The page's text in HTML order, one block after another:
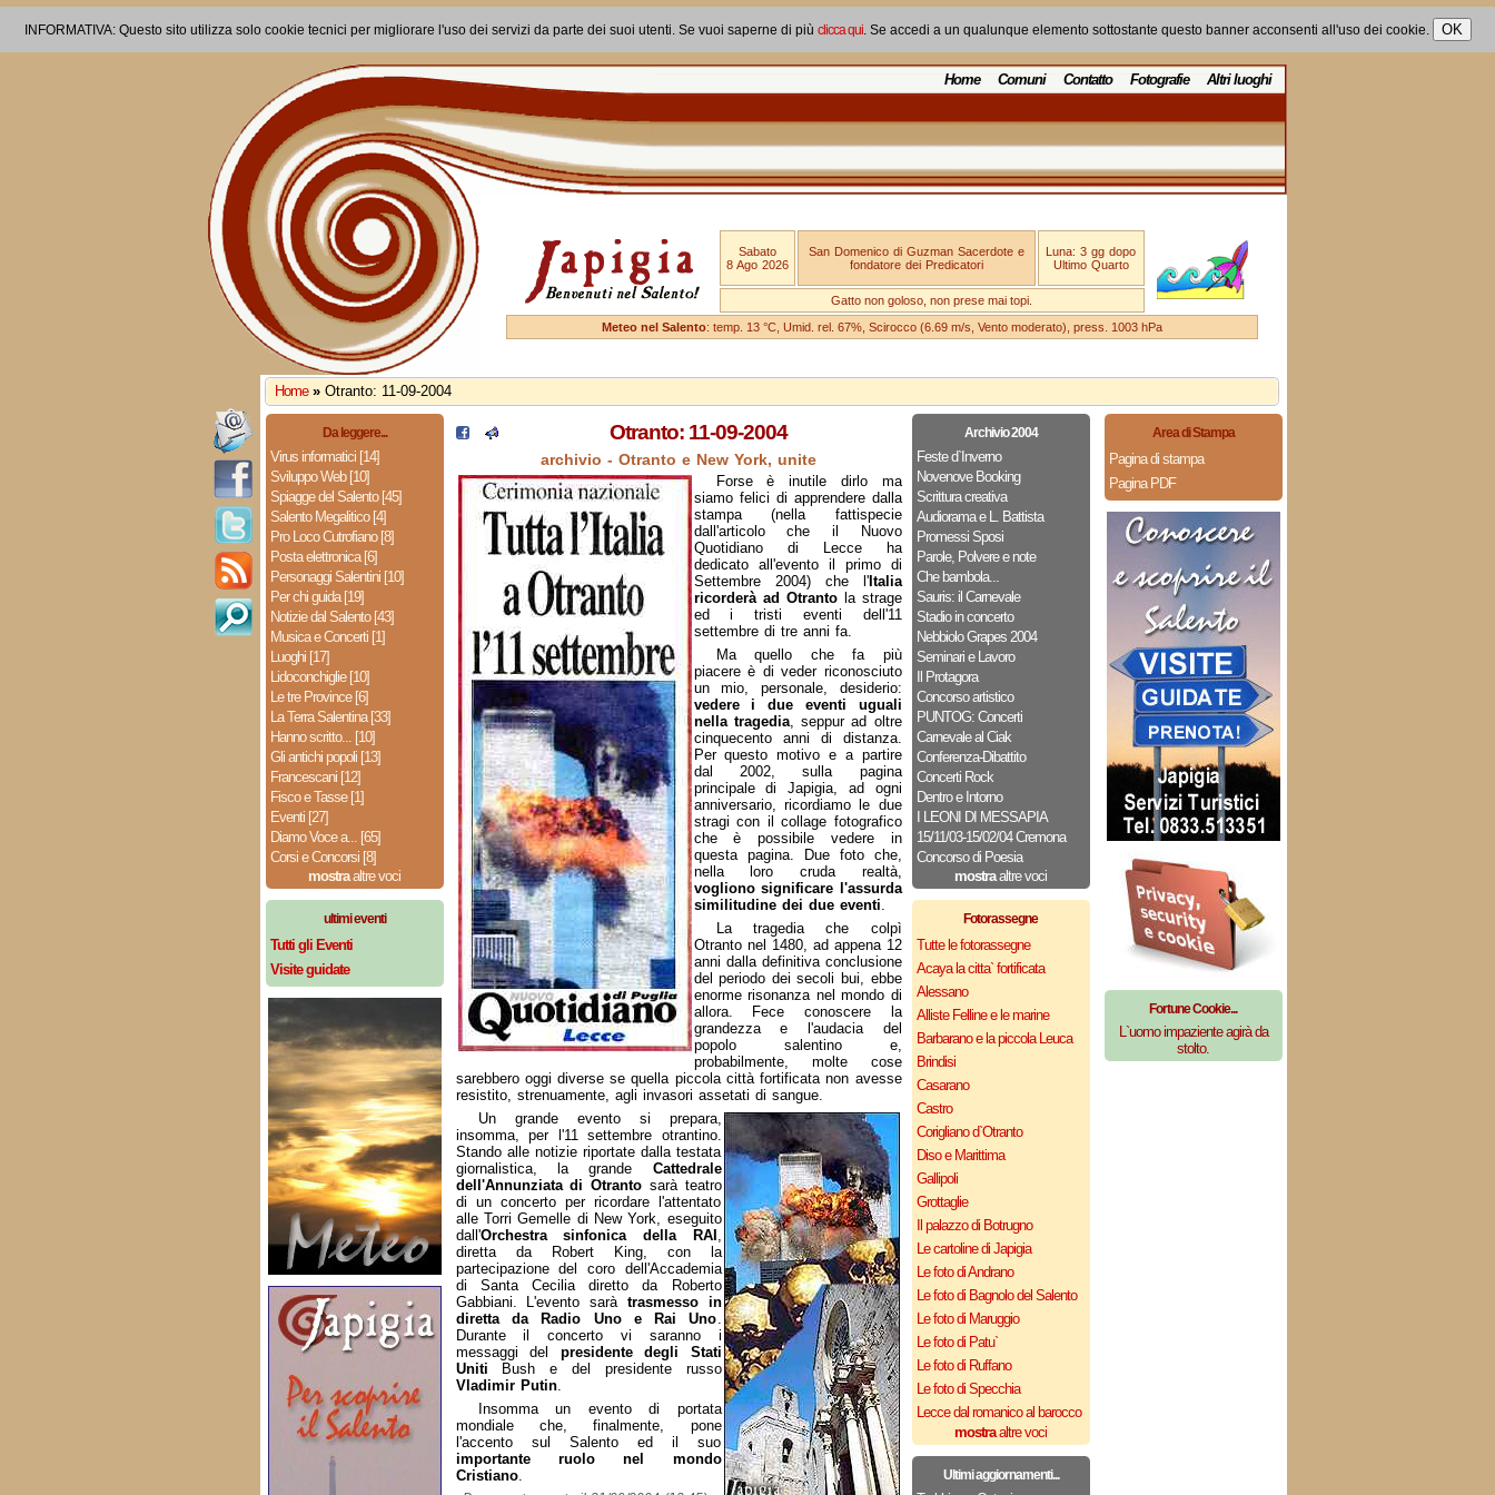
INFORMATIVA: Questo sito utilizza solo cookie tecnici per migliorare l'uso dei servizi da parte dei suoi utenti. Se vuoi saperne di più clicca qui. Se accedi a un qualunque elemento sottostante questo banner acconsenti all'uso dei cookie.
Home Comuni Contatto Fotografie Altri luoghi
Sabato
8 Ago 2026
San Domenico di Guzman Sacerdote e
fondatore dei Predicatori
Luna: 3 gg dopo
Ultimo Quarto
Gatto non goloso, non prese mai topi.
Meteo nel Salento: temp. 13 °C, Umid. rel. 67%, Scirocco (6.69 m/s, Vento moderato), press. 1003 hPa
Home » Otranto: 11-09-2004
Da leggere...
Virus informatici [14]
Sviluppo Web [10]
Spiagge del Salento [45]
Salento Megalitico [4]
Pro Loco Cutrofiano [8]
Posta elettronica [6]
Personaggi Salentini [10]
Per chi guida [19]
Notizie dal Salento [43]
Musica e Concerti [1]
Luoghi [17]
Lidoconchiglie [10]
Le tre Province [6]
La Terra Salentina [33]
Hanno scritto... [10]
Gli antichi popoli [13]
Francescani [12]
Fisco e Tasse [1]
Eventi [27]
Diamo Voce a... [65]
Corsi e Concorsi [8]
mostraaltre voci
ultimi eventi
Tutti gli Eventi
Visite guidate
Archivio 2004
Feste d`Inverno
Novenove Booking
Scrittura creativa
Audiorama e L. Battista
Promessi Sposi
Parole, Polvere e note
Che bambola...
Sauris: il Carnevale
Stadio in concerto
Nebbiolo Grapes 2004
Seminari e Lavoro
Il Protagora
Concorso artistico
PUNTOG: Concerti
Carnevale al Ciak
Conferenza-Dibattito
Concerti Rock
Dentro e Intorno
I LEONI DI MESSAPIA
15/11/03-15/02/04 Cremona
Concorso di Poesia
mostraaltre voci
Fotorassegne
Tutte le fotorassegne
Acaya la citta` fortificata
Alessano
Alliste Felline e le marine
Barbarano e la piccola Leuca
Brindisi
Casarano
Castro
Corigliano d`Otranto
Diso e Marittima
Gallipoli
Grottaglie
Il palazzo di Botrugno
Le cartoline di Japigia
Le foto di Andrano
Le foto di Bagnolo del Salento
Le foto di Maruggio
Le foto di Patu`
Le foto di Ruffano
Le foto di Specchia
Lecce dal romanico al barocco
mostraaltre voci
Ultimi aggiornamenti...
Otranto: 11-09-2004
archivio - Otranto e New York, unite
Forse è inutile dirlo ma
siamo felici di apprendere dalla
stampa (nella fattispecie
dall'articolo che il Nuovo
Quotidiano di Lecce ha
dedicato all'evento il primo di
Settembre 2004) che l'Italia
ricorderà ad Otrantola strage
ed i tristi eventi dell'11
settembre di tre anni fa.
Ma quello che fa più
piacere è di veder riconosciuto
un mio, personale, desiderio:
vedere i due eventi uguali
nella tragedia, seppur ad oltre
cinquecento anni di distanza.
Per questo motivo e a partire
dal 2002, sulla pagina
principale di Japigia, ad ogni
anniversario, ricordiamo le due
stragi con il collage fotografico
che è possibile vedere in
questa pagina. Due foto che,
nella loro cruda realtà,
vogliono significare l'assurda
similitudine dei due eventi.
La tragedia che colpì
Otranto nel 1480, ad appena 12
anni dalla definitiva conclusione
del periodo dei secoli bui, ebbe
enorme risonanza nel mondo di
allora. Fece conoscere la
grandezza e l'audacia del
popolo salentino e,
probabilmente, molte cose
sarebbero oggi diverse se quella piccola città fortificata non avesse
resistito, strenuamente, agli invasori assetati di sangue.
Un grande evento si prepara,
insomma, per l'11 settembre otrantino.
Stando alle notizie riportate dalla testata
giornalistica, la grande Cattedrale
dell'Annunziata di Otranto sarà teatro
di un concerto per ricordare l'attentato
alle Torri Gemelle di New York, eseguito
dall'Orchestra sinfonica della RAI ,
diretta da Robert King, con la
partecipazione del coro dell'Accademia
di Santa Cecilia diretto da Roberto
Gabbiani. L'evento sarà trasmesso in
diretta da Radio Uno e Rai Uno.
Durante il concerto vi saranno i
messaggi del presidente degli Stati
Uniti Bush e del presidente russo
Vladimir Putin.
Insomma un evento di portata
mondiale che, finalmente, pone
l'accento sul Salento ed il suo
importante ruolo nel mondo
Cristiano.
Area di Stampa
Pagina di stampa
Pagina PDF
Fortune Cookie...
L`uomo impaziente agirà da
stolto.